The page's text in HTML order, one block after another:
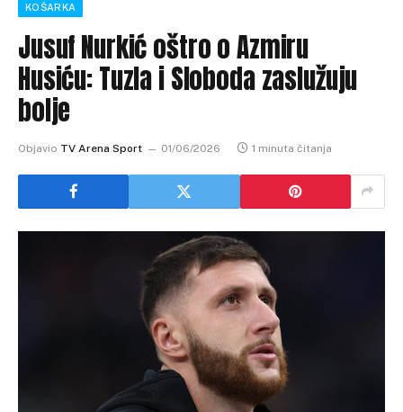
KOŠARKA
Jusuf Nurkić oštro o Azmiru
Husiću: Tuzla i Sloboda zaslužuju
bolje
Objavio TV Arena Sport 01/06/2026 1 minuta čitanja